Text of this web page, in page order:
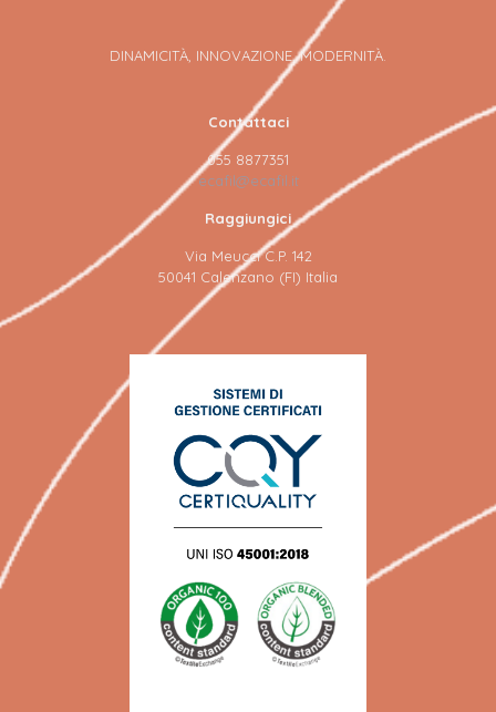
DINAMICITÀ, INNOVAZIONE, MODERNITÀ.
Contattaci
055 8877351
ecafil@ecafil.it
Raggiungici
Via Meucci C.P. 142
50041 Calenzano (FI) Italia